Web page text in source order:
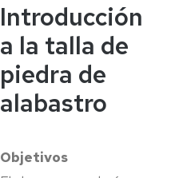
Introducción
a la talla de
piedra de
alabastro
Objetivos